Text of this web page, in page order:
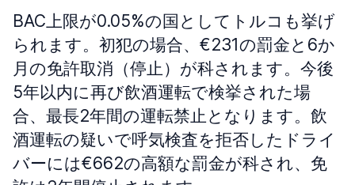
BAC上限が0.05%の国としてトルコも挙げ
られます。初犯の場合、€231の罰金と6か
月の免許取消（停止）が科されます。今後
5年以内に再び飲酒運転で検挙された場
合、最長2年間の運転禁止となります。飲
酒運転の疑いで呼気検査を拒否したドライ
バーには€662の高額な罰金が科され、免